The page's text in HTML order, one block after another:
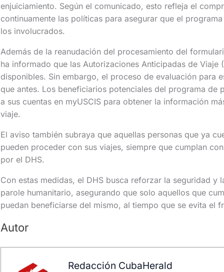
enjuiciamiento. Según el comunicado, esto refleja el
continuamente las políticas para asegurar que el
los involucrados.
Además de la reanudación del procesamiento del
ha informado que las Autorizaciones Anticipadas de Viaje
disponibles. Sin embargo, el proceso de evaluación para
que antes. Los beneficiarios potenciales del programa de
a sus cuentas en myUSCIS para obtener la información
viaje.
El aviso también subraya que aquellas personas que ya
pueden proceder con sus viajes, siempre que cumplan
por el DHS.
Con estas medidas, el DHS busca reforzar la seguridad y
parole humanitario, asegurando que solo aquellos que
puedan beneficiarse del mismo, al tiempo que se evita el
Autor
Redacción CubaHerald